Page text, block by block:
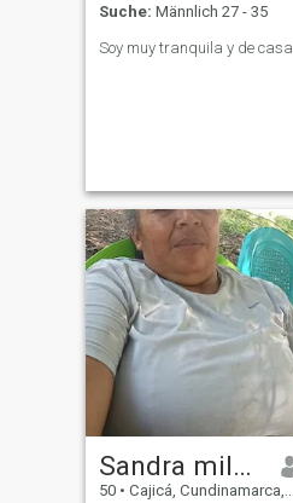
Suche: Männlich 27 - 35
Soy muy tranquila y de casa
Sandra milena
50 • Cajicá, Cundinamarca, Kolumbien